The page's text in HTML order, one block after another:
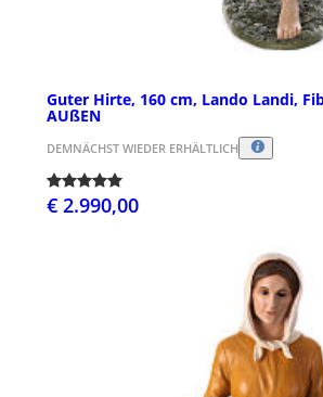
Guter Hirte, 160 cm, Lando Landi,
AUßEN
DEMNÄCHST WIEDER ERHÄLTLICH
€ 2.990,00